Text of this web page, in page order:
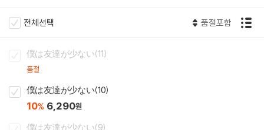
전체선택 품절포함
僕は友達が少ない(11)
품절
僕は友達が少ない(10)
10% 6,290원
僕は友達が少ない(9)